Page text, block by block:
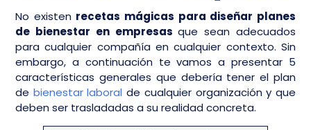
No existen recetas mágicas para diseñar planes
de bienestar en empresasque sean adecuados
para cualquier compañía en cualquier contexto. Sin
embargo, a continuación te vamos a presentar 5
características generales que debería tener el plan
de bienestar laboral de cualquier organización y que
deben ser trasladadas a su realidad concreta.